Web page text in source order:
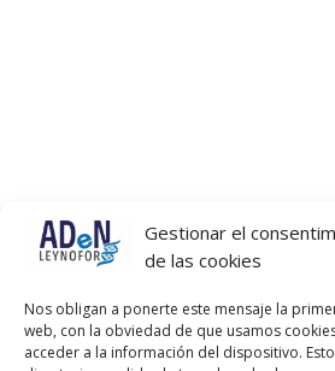
Gestionar el
de las cookies
Nos obligan a ponerte este mensaje la
web, con la obviedad de que usamos
acceder a la información del dispositivo.